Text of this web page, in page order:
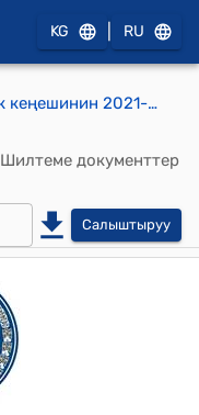
KG RU
Каныш-Кыя айылдык кеңешинин 2021-жылдын 29-октябрындагы № 7 "Калктын саламаттыгына кам көрүү жөнүндө" токтому
Шилтеме документтер
Салыштыруу